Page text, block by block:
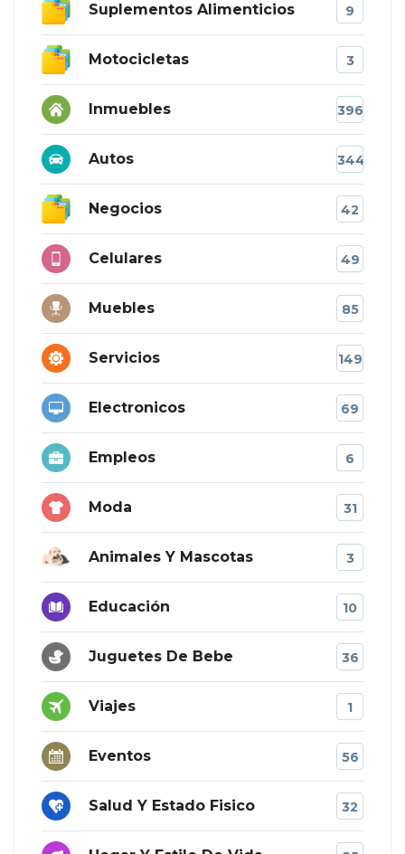
Suplementos Alimenticios 9
Motocicletas 3
Inmuebles 396
Autos 344
Negocios 42
Celulares 49
Muebles 85
Servicios 149
Electronicos 69
Empleos 6
Moda 31
Animales Y Mascotas 3
Educación 10
Juguetes De Bebe 36
Viajes 1
Eventos 56
Salud Y Estado Fisico 32